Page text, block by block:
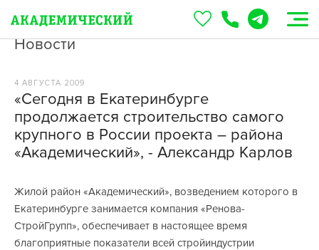
Новости
4 АВГУСТА 2009
«Сегодня в Екатеринбурге
продолжается строительство самого
крупного в России проекта – района
«Академический», - Александр Карлов
Жилой район «Академический», возведением которого в
Екатеринбурге занимается компания «Ренова-
СтройГрупп», обеспечивает в настоящее время
благоприятные показатели всей стройиндустрии